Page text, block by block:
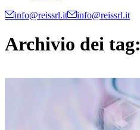
info@reissrl.it info@reissrl.it
Archivio dei tag: